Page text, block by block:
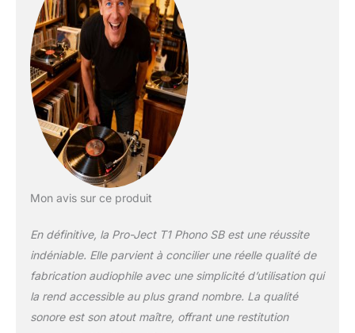
plateau en verre aide
à contrôler la
résonance pour un
son plus propre
Excellent choix pour
une simple écoute de
vinyle Plug and Play
sans équipement
supplémentaire
Mon avis sur ce produit
En définitive, la Pro-Ject T1 Phono SB est une réussite
indéniable. Elle parvient à concilier une réelle qualité de
fabrication audiophile avec une simplicité d’utilisation qui
la rend accessible au plus grand nombre. La qualité
sonore est son atout maître, offrant une restitution